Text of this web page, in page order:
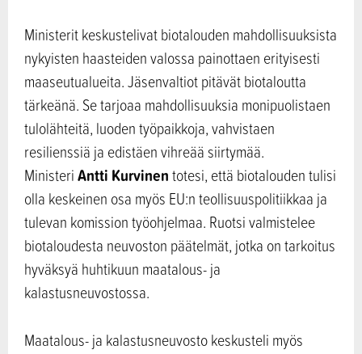
Ministerit keskustelivat biotalouden mahdollisuuksista
nykyisten haasteiden valossa painottaen erityisesti
maaseutualueita. Jäsenvaltiot pitävät biotaloutta
tärkeänä. Se tarjoaa mahdollisuuksia monipuolistaen
tulolähteitä, luoden työpaikkoja, vahvistaen
resilienssiä ja edistäen vihreää siirtymää.
MinisteriAntti Kurvinentotesi, että biotalouden tulisi
olla keskeinen osa myös EU:n teollisuuspolitiikkaa ja
tulevan komission työohjelmaa. Ruotsi valmistelee
biotaloudesta neuvoston päätelmät, jotka on tarkoitus
hyväksyä huhtikuun maatalous- ja
kalastusneuvostossa.
Maatalous- ja kalastusneuvosto keskusteli myös